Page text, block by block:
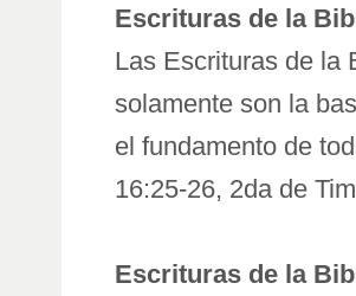
Escrituras de la
Las Escrituras de la
solamente son la
el fundamento de
16:25-26, 2da de
Escrituras de la